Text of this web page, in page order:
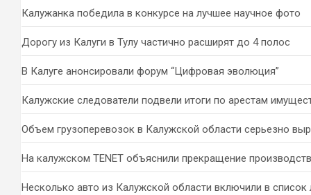
Калужанка победила в конкурсе на лучшее научное фото
Дорогу из Калуги в Тулу частично расширят до 4 полос
В Калуге анонсировали форум “Цифровая эволюция”
Калужские следователи подвели итоги по арестам
Объем грузоперевозок в Калужской области серьезно
На калужском TENET объяснили прекращение
Несколько авто из Калужской области включили в список